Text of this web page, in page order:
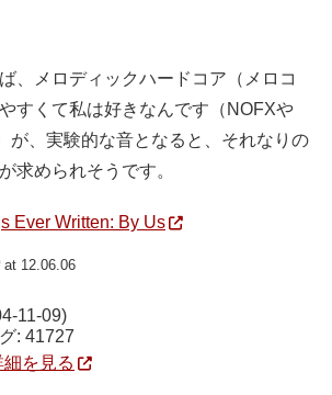
、メロディックハードコア（メロコ
すくて私は好きなんです（NOFXや
が、実験的な音となると、それなりの
求められそうです。
Ever Written: By Us
at 12.06.06
11-09)
: 41727
を見る